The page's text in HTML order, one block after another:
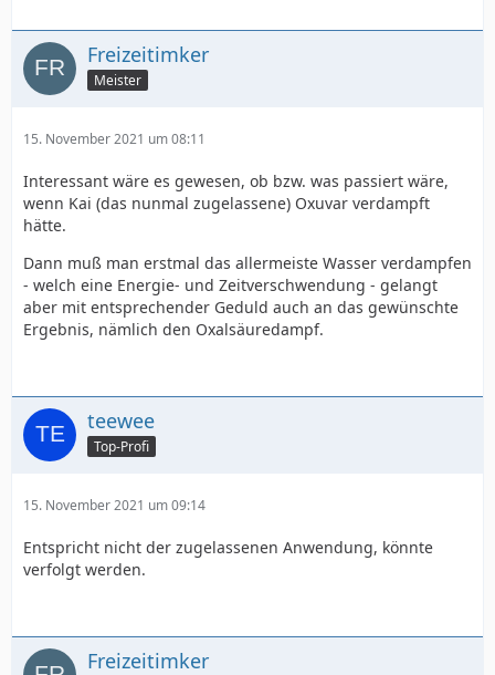
Freizeitimker
Meister
15. November 2021 um 08:11
Interessant wäre es gewesen, ob bzw. was passiert wäre,
wenn Kai (das nunmal zugelassene) Oxuvar verdampft
hätte.
Dann muß man erstmal das allermeiste Wasser verdampfen
- welch eine Energie- und Zeitverschwendung - gelangt
aber mit entsprechender Geduld auch an das gewünschte
Ergebnis, nämlich den Oxalsäuredampf.
teewee
Top-Profi
15. November 2021 um 09:14
Entspricht nicht der zugelassenen Anwendung, könnte
verfolgt werden.
Freizeitimker